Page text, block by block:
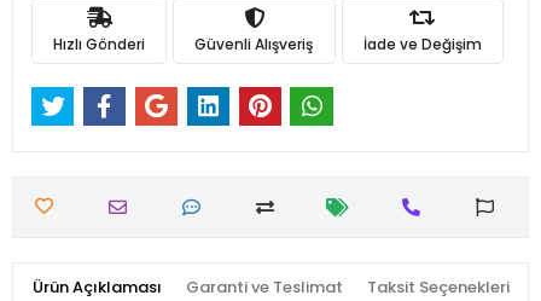
Hızlı Gönderi Güvenli Alışveriş İade ve Değişim
Ürün Açıklaması Garanti ve Teslimat Taksit Seçenekleri